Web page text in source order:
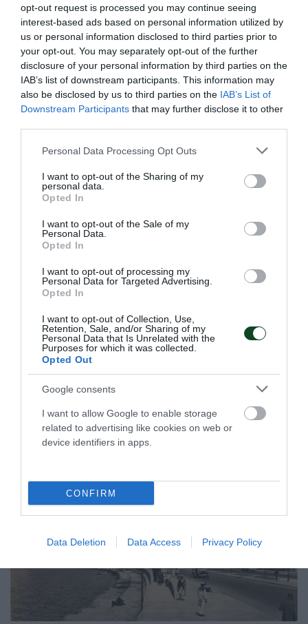
opt-out request is processed you may continue seeing
interest-based ads based on personal information utilized by
us or personal information disclosed to third parties prior to
your opt-out. You may separately opt-out of the further
disclosure of your personal information by third parties on the
IAB’s list of downstream participants. This information may
also be disclosed by us to third parties on the IAB’s List of
Downstream Participants that may further disclose it to other
Please note that this website/app uses one or more Google
not limited to your visit or usage behaviour. You may click to
grant or deny consent to Google and its third-party tags to
use your data for below specified purposes in below Google
consent section.
Personal Data Processing Opt Outs
I want to opt-out of the Sharing of my
personal data.
Opted In
I want to opt-out of the Sale of my
Personal Data.
Opted In
I want to opt-out of processing my
Personal Data for Targeted Advertising.
Opted In
I want to opt-out of Collection, Use,
Retention, Sale, and/or Sharing of my
Personal Data that Is Unrelated with the
Purposes for which it was collected.
Opted Out
Google consents
I want to allow Google to enable storage
related to advertising like cookies on web or
device identifiers in apps.
CONFIRM
Data Deletion Data Access Privacy Policy
14ος στην Ευρώπη ο Γεννίκης
Ο Κώστας Γεννίκης συμμετείχε στον προκριματικό της
σφαιροβολίας στο Ευρωπαϊκό πρωτάθλημα του
Μπέρμιγχαμ.
10.08.2026 ΣΤΙΒΟΣ
Σαν σήμερα το 1947-Το πρώτο
«τρίφυλλο» παγκόσμιο ρεκόρ!
Η πρώτη φορά που πιάσανε τα 60 Hits στον κόσμο στη
σκοποβολή είχε και «πράσινη» στάμπα το μακρινό 1947 στη
Στοκχόλμη και ο Σύλλογος δεν λησμονεί τη στιγμή.
10.08.2026 ΣΚΟΠΟΒΟΛΗ